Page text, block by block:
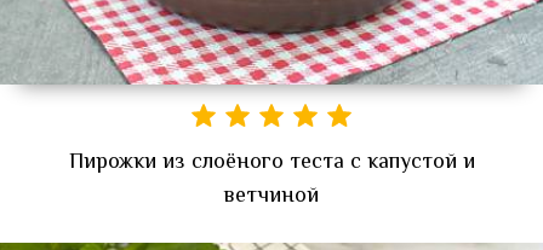
Пирожки из слоёного теста с капустой и
ветчиной